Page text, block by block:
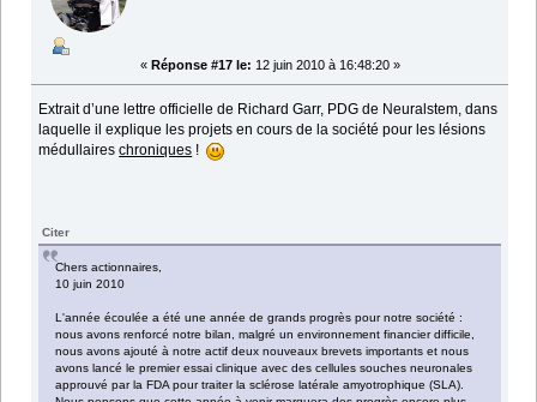
« Réponse #17 le: 12 juin 2010 à 16:48:20 »
Extrait d’une lettre officielle de Richard Garr, PDG de Neuralstem, dans
laquelle il explique les projets en cours de la société pour les lésions
médullaireschroniques !
Citer
Chers actionnaires,
10 juin 2010
L'année écoulée a été une année de grands progrès pour notre société :
nous avons renforcé notre bilan, malgré un environnement financier difficile,
nous avons ajouté à notre actif deux nouveaux brevets importants et nous
avons lancé le premier essai clinique avec des cellules souches neuronales
approuvé par la FDA pour traiter la sclérose latérale amyotrophique (SLA).